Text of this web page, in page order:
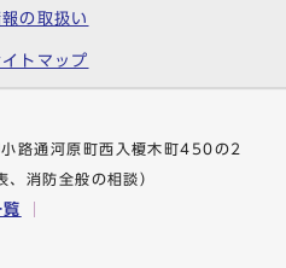
の取扱い
トマップ
路通河原町西入榎木町450の2
、消防全般の相談）
覧